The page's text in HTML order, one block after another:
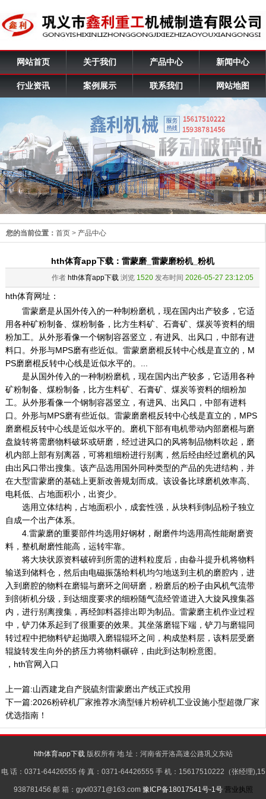
网站首页 关于我们 产品中心 新闻中心
行业资讯 案例展示 联系我们 网站地图
您的当前位置： 首页 > 产品中心
hth体育app下载：雷蒙磨_雷蒙磨粉机_粉机
作者 hth体育app下载 浏览 1520 发布时间 2026-05-27 23:12:05
hth体育网址：
雷蒙磨是从国外传入的一种制粉磨机，现在国内出产较多，它适
用各种矿粉制备、煤粉制备，比方生料矿、石膏矿、煤炭等资料的细
粉加工。从外形看像一个钢制容器竖立，有进风、出风口，中部有进
料口。外形与MPS磨有些近似。雷蒙磨磨棍反转中心线是直立的，M
PS磨磨棍反转中心线是近似水平的。...
是从国外传入的一种制粉磨机，现在国内出产较多，它适用各种
矿粉制备、煤粉制备，比方生料矿、石膏矿、煤炭等资料的细粉加
工。从外形看像一个钢制容器竖立，有进风、出风口，中部有进料
口。外形与MPS磨有些近似。雷蒙磨磨棍反转中心线是直立的，MPS
磨磨棍反转中心线是近似水平的。磨机下部有电机带动内部磨棍与磨
盘旋转将需磨物料破坏或研磨，经过进风口的风将制品物料吹起，磨
机内部上部有别离器，可将粗细粉进行别离，然后经由经过磨机的风
由出风口带出搜集。该产品选用国外同种类型的产品的先进结构，并
在大型雷蒙磨的基础上更新改善规划而成。该设备比球磨机效率高、
电耗低、占地面积小，出资少。
选用立体结构，占地面积小，成套性强，从块料到制品粉子独立
自成一个出产体系。
4.雷蒙磨的重要部件均选用好钢材，耐磨件均选用高性能耐磨资
料，整机耐磨性能高，运转牢靠。
将大块状原资料破碎到所需的进料粒度后，由畚斗提升机将物料
输送到储料仓，然后由电磁振荡给料机均匀地送到主机的磨腔内，进
入到磨腔的物料在磨辊与磨环之间研磨，粉磨后的粉子由风机气流带
到剖析机分级，到达细度要求的细粉随气流经管道进入大旋风搜集器
内，进行别离搜集，再经卸料器排出即为制品。雷蒙磨主机作业过程
中，铲刀体系起到了很重要的效果。其坐落磨辊下端，铲刀与磨辊同
转过程中把物料铲起抛喂入磨辊辊环之间，构成垫料层，该料层受磨
辊旋转发生向外的挤压力将物料碾碎，由此到达制粉意图。
，hth官网入口
上一篇:山西建龙自产脱硫剂雷蒙磨出产线正式投用
下一篇:2026粉碎机厂家推荐水滴型锤片粉碎机工业设施小型超微厂家
优选指南！
hth体育app下载 版权所有 地 址：河南省开洛高速公路巩义东站
电 话：0371-64426555 传 真：0371-64426555 手 机：15617510222（张经理),15
938781456 邮 箱：gyxl0371@163.com 豫ICP备18017541号-1号 营业执照